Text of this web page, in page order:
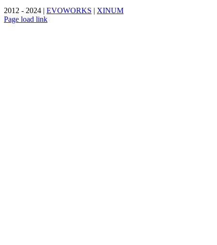
2012 - 2024 | EVOWORKS | XINUM
Page load link